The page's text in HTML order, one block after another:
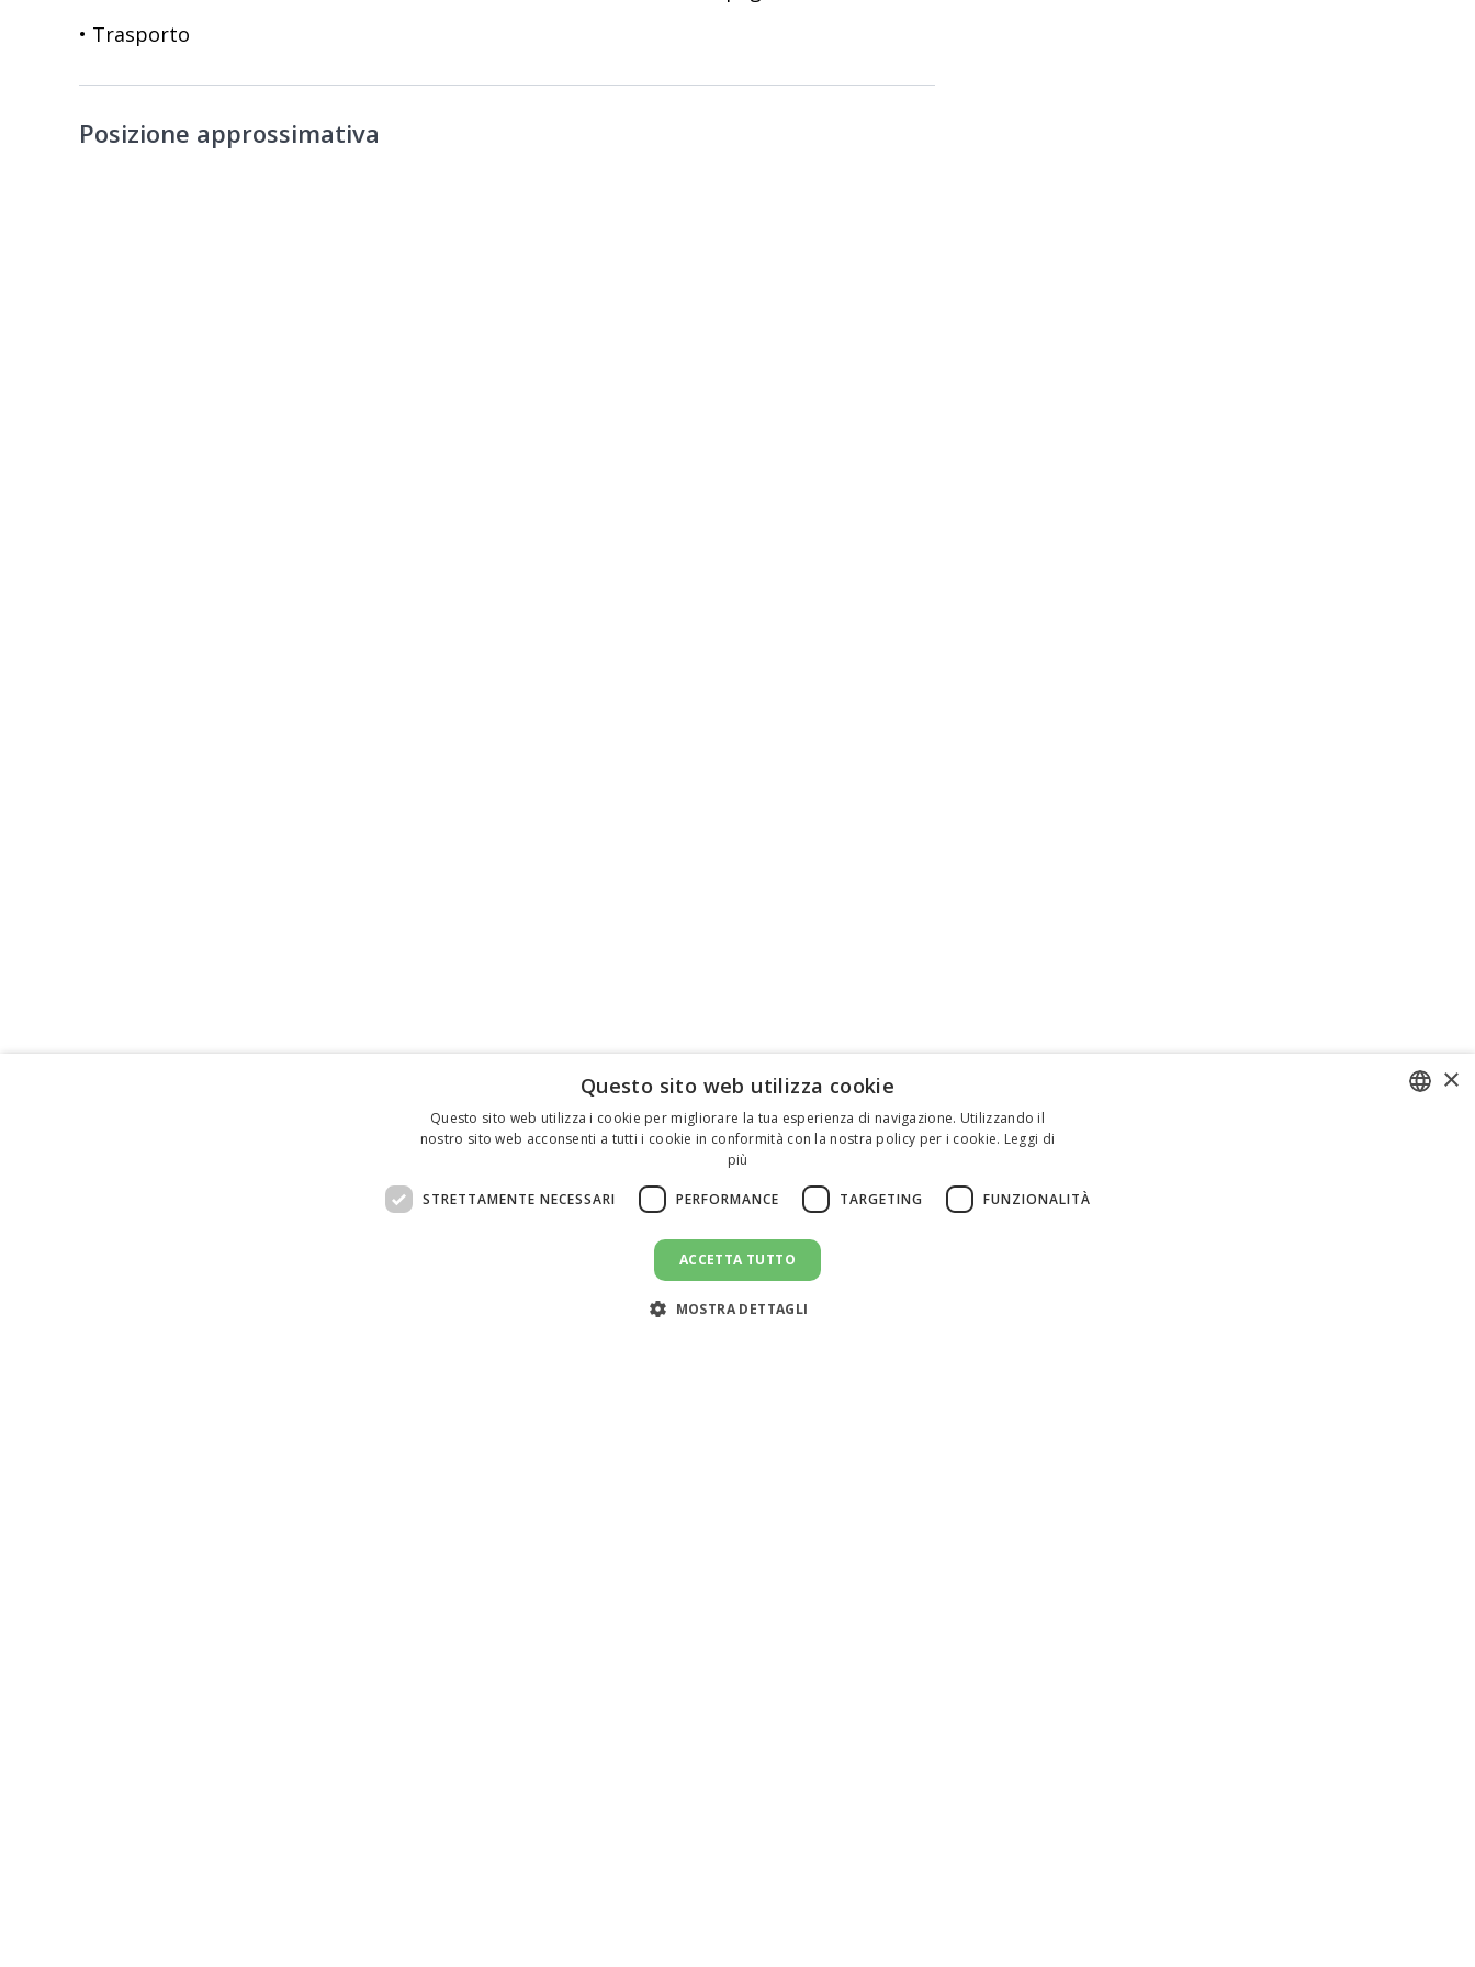
• Trasporto
Posizione approssimativa
×
Questo sito web utilizza cookie
Questo sito web utilizza i cookie per migliorare la tua esperienza di navigazione. Utilizzando il
nostro sito web acconsenti a tutti i cookie in conformità con la nostra policy per i cookie. Leggi di
più
STRETTAMENTE NECESSARI PERFORMANCE TARGETING FUNZIONALITÀ
ACCETTA TUTTO
MOSTRA DETTAGLI